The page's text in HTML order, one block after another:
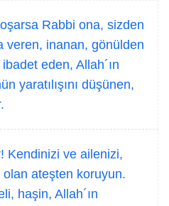
Rabbi ona, sizden
veren, inanan, gönülden
eden, Allah´ın
yaratılışını düşünen,
Kendinizi ve ailenizi,
olan ateşten koruyun.
haşin, Allah´ın